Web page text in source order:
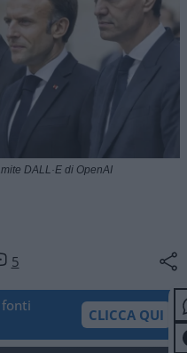
5
DALL·E di OpenAI
CLICCA QUI